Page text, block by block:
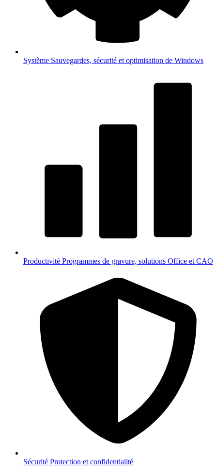
Système Sauvegardes, sécurité et optimisation de Windows
Productivité Programmes de gravure, solutions Office et CAO
Sécurité Protection et confidentialité